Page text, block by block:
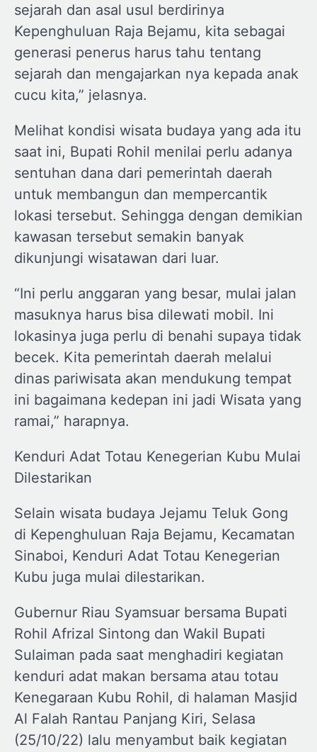
sejarah dan asal usul berdirinya
Kepenghuluan Raja Bejamu, kita sebagai
generasi penerus harus tahu tentang
sejarah dan mengajarkan nya kepada anak
cucu kita,” jelasnya.
Melihat kondisi wisata budaya yang ada itu
saat ini, Bupati Rohil menilai perlu adanya
sentuhan dana dari pemerintah daerah
untuk membangun dan mempercantik
lokasi tersebut. Sehingga dengan demikian
kawasan tersebut semakin banyak
dikunjungi wisatawan dari luar.
“Ini perlu anggaran yang besar, mulai jalan
masuknya harus bisa dilewati mobil. Ini
lokasinya juga perlu di benahi supaya tidak
becek. Kita pemerintah daerah melalui
dinas pariwisata akan mendukung tempat
ini bagaimana kedepan ini jadi Wisata yang
ramai,” harapnya.
Kenduri Adat Totau Kenegerian Kubu Mulai
Dilestarikan
Selain wisata budaya Jejamu Teluk Gong
di Kepenghuluan Raja Bejamu, Kecamatan
Sinaboi, Kenduri Adat Totau Kenegerian
Kubu juga mulai dilestarikan.
Gubernur Riau Syamsuar bersama Bupati
Rohil Afrizal Sintong dan Wakil Bupati
Sulaiman pada saat menghadiri kegiatan
kenduri adat makan bersama atau totau
Kenegaraan Kubu Rohil, di halaman Masjid
Al Falah Rantau Panjang Kiri, Selasa
(25/10/22) lalu menyambut baik kegiatan